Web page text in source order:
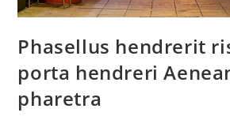
Phasellus hendrerit
porta hendreri
pharetra